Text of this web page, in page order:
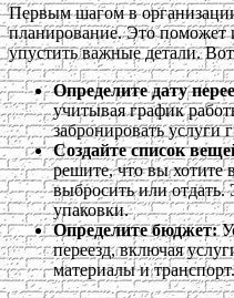
Первым шагом в
планирование. Это поможет
упустить важные детали.
Определите дату
учитывая график
забронировать услуги
Создайте список
решите, что вы хотите
выбросить или
упаковки.
Определите бюджет:
переезд, включая
материалы и транспорт.